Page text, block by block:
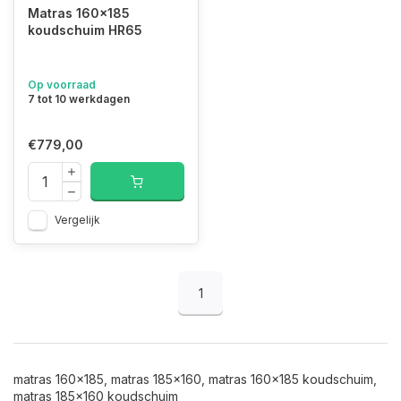
Matras 160x185
koudschuim HR65
Op voorraad
7 tot 10 werkdagen
€779,00
Vergelijk
1
matras 160x185, matras 185x160, matras 160x185 koudschuim,
matras 185x160 koudschuim